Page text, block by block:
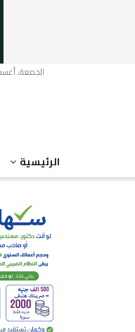
الجمعة, أغسطس
الرئيسية